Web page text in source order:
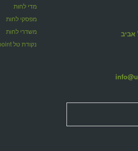
מדי לחות
מפסקי לחות
משדרי לחות
נקודת טל dew point